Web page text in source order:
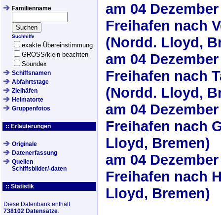
Familienname
Suchhilfe
exakte Übereinstimmung
GROSS/klein beachten
Soundex
Schiffsnamen
Abfahrtstage
Zielhäfen
Heimatorte
Gruppenfotos
:: Erläuterungen
Originale
Datenerfassung
Quellen
Schiffsbilder/-daten
:: Statistik
Diese Datenbank enthält
738102 Datensätze.
am 04
Freihafen nach
(Nordd. Lloyd,
am 04
Freihafen nach
(Nordd. Lloyd,
am 04
Freihafen nach
Lloyd, Bremen)
am 04
Freihafen nach
Lloyd, Bremen)